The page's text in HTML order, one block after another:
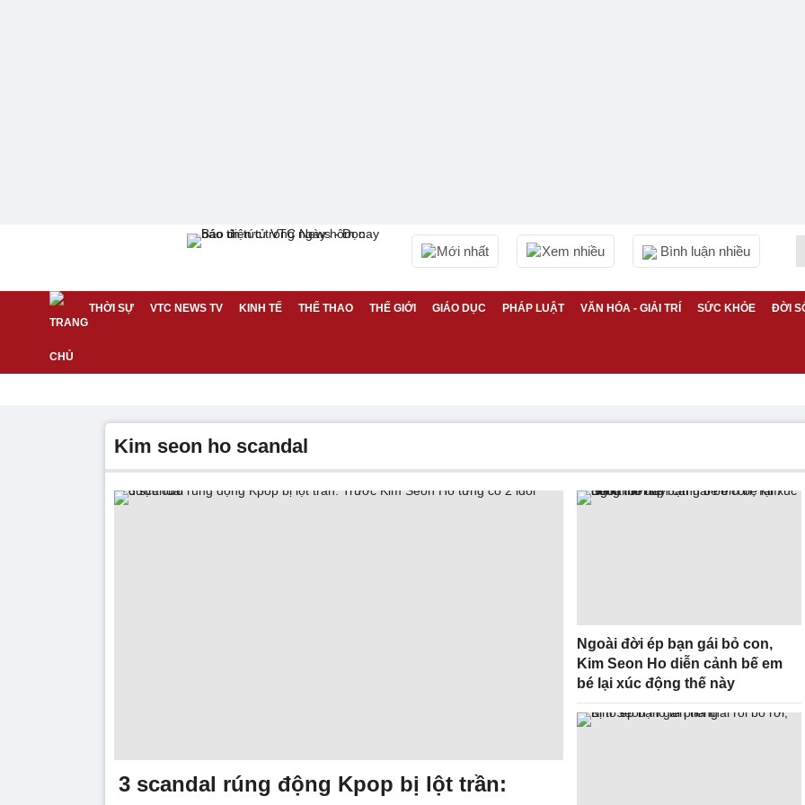
Mới nhất Xem nhiều Bình luận nhiều
THỜI SỰ VTC NEWS TV KINH TẾ THỂ THAO THẾ GIỚI GIÁO DỤC PHÁP LUẬT VĂN HÓA - GIẢI TRÍ SỨC KHỎE ĐỜI
kim seon ho scandal
3 scandal rúng động Kpop bị lột trần:
Ngoài đời ép bạn gái bỏ con,
Kim Seon Ho diễn cảnh bế em
bé lại xúc động thế này